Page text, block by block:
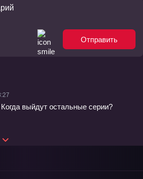
Отправить
выйдут остальные серии?